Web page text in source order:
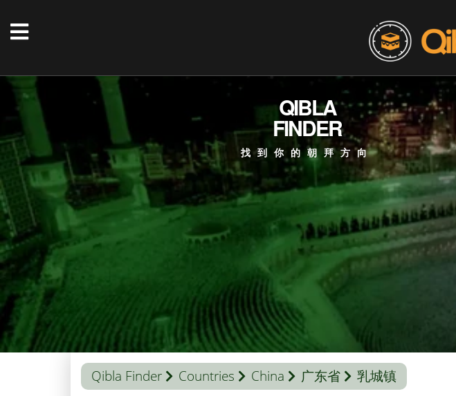
QIBLA
FINDER
找到你的朝拜方向
Qibla Finder Countries China 广东省 乳城镇